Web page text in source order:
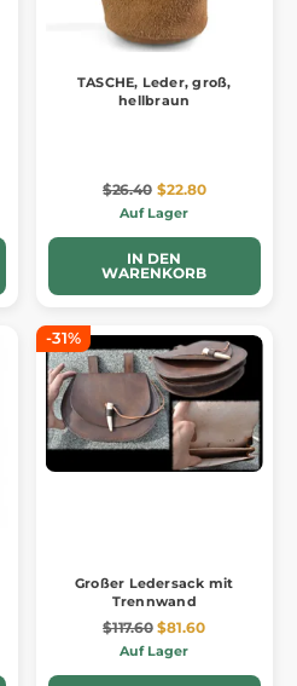
TASCHE, Leder, groß,
hellbraun
$26.40 $22.80
Auf Lager
IN DEN
WARENKORB
-31%
Großer Ledersack mit
Trennwand
$117.60 $81.60
Auf Lager